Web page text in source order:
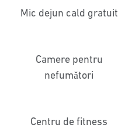
Mic dejun cald gratuit
Camere pentru
nefumători
Centru de fitness